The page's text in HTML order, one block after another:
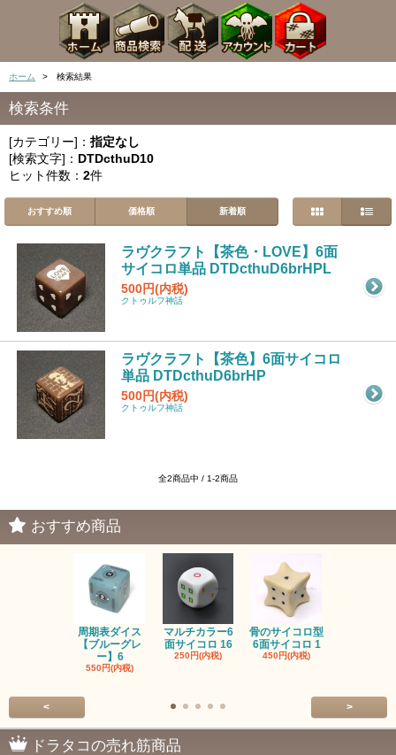
ホーム > 検索結果
検索条件
[カテゴリー]： 指定なし
[検索文字]： DTDcthuD10
ヒット件数： 2件
おすすめ順 価格順 新着順
ラヴクラフト【茶色・LOVE】6面
サイコロ単品 DTDcthuD6brHPL
500円(内税)
クトゥルフ神話
ラヴクラフト【茶色】6面サイコロ
単品 DTDcthuD6brHP
500円(内税)
クトゥルフ神話
全2商品中 / 1-2商品
おすすめ商品
周期表ダイス
【ブルーグレ
ー】6
550円(内税)
マルチカラー6
面サイコロ 16
250円(内税)
骨のサイコロ型
6面サイコロ 1
450円(内税)
< >
ドラタコの売れ筋商品